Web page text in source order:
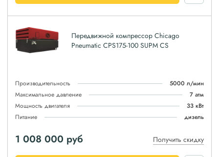
Передвижной компрессор Chicago
Pneumatic CPS175-100 SUPM CS
Производительность
5000 л/мин
Максимальное давление
7 атм
Мощность двигателя
33 кВт
Питание
дизель
1 008 000 руб Получить скидку